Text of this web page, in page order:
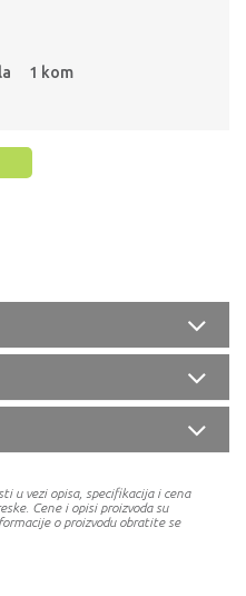
1 kom
u vezi opisa, specifikacija i cena
Cene i opisi proizvoda su
o proizvodu obratite se